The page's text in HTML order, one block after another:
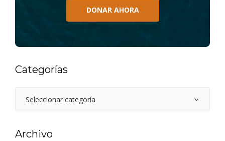
DONAR AHORA
Categorías
Archivo